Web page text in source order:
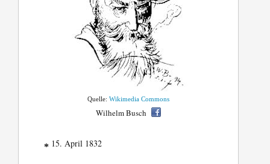
Quelle:Wikimedia Commons
Wilhelm Busch
* 15. April 1832